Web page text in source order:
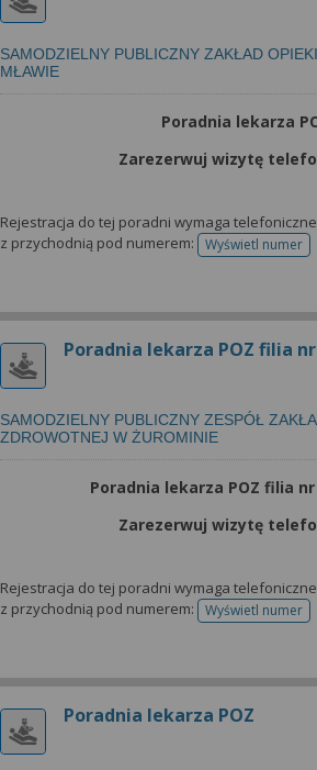
SAMODZIELNY PUBLICZNY ZAKŁAD
MŁAWIE
Poradnia lekarza
Zarezerwuj wizytę
Rejestracja do tej poradni wymaga
z przychodnią pod numerem:
Wyświetl numer
telefonu
Poradnia lekarza POZ filia
SAMODZIELNY PUBLICZNY ZESPÓŁ
ZDROWOTNEJ W ŻUROMINIE
Poradnia lekarza POZ filia
Zarezerwuj wizytę
Rejestracja do tej poradni wymaga
z przychodnią pod numerem:
Wyświetl numer
telefonu
Poradnia lekarza POZ